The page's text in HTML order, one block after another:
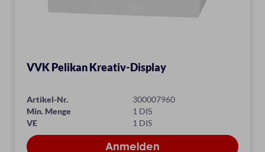
VVK Pelikan Kreativ-Display
Artikel-Nr.
300007960
Min. Menge
1 DIS
VE
1 DIS